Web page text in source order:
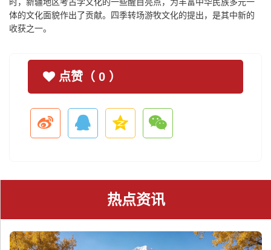
体的文化面貌作出了贡献。四季转场游牧文化的提出，是其中新的
收获之一。
点赞（ 0 ）
热点资讯